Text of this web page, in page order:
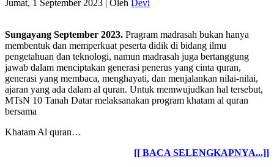
Jumat, 1 September 2023 | Oleh Devi
Sungayang September 2023. Pragram madrasah bukan hanya
membentuk dan memperkuat peserta didik di bidang ilmu
pengetahuan dan teknologi, namun madrasah juga bertanggung
jawab dalam menciptakan generasi penerus yang cinta quran,
generasi yang membaca, menghayati, dan menjalankan nilai-nilai,
ajaran yang ada dalam al quran. Untuk memwujudkan hal tersebut,
MTsN 10 Tanah Datar melaksanakan program khatam al quran
bersama
Khatam Al quran…
[[ BACA SELENGKAPNYA...]]